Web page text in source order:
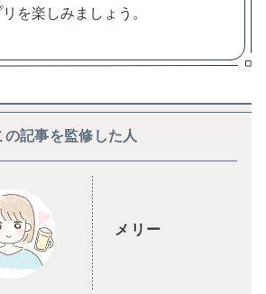
を楽しみましょう。
の記事を監修した人
メリー